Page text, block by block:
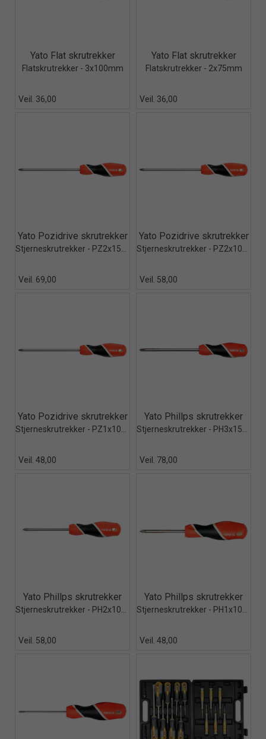
Quick View+
Yato Flat skrutrekker
Flatskrutrekker - 3x100mm
Veil. 36,00
Quick View+
Yato Flat skrutrekker
Flatskrutrekker - 2x75mm
Veil. 36,00
Quick View+
Yato Pozidrive skrutrekker
Veil. 69,00
Quick View+
Yato Pozidrive skrutrekker
Veil. 58,00
Quick View+
Yato Pozidrive skrutrekker
Veil. 48,00
Quick View+
Yato Phillps skrutrekker
Veil. 78,00
Quick View+
Yato Phillps skrutrekker
Veil. 58,00
Quick View+
Yato Phillps skrutrekker
Veil. 48,00